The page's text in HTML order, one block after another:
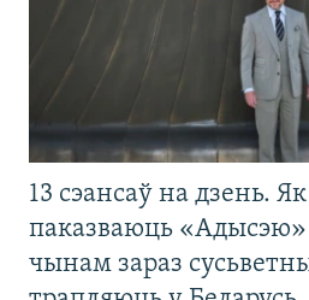
13 сэансаў на дзень.
паказваюць «Адысэю»
чынам зараз